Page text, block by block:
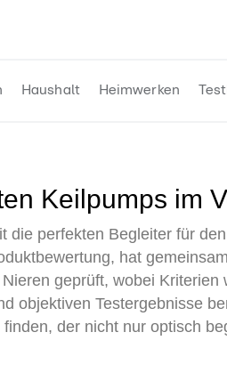
Haushalt Heimwerken
Keilpumps im
perfekten Begleiter für
hat
geprüft, wobei Kriterien
objektiven Testergebnisse
der nicht nur optisch